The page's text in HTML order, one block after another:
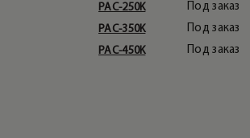
PAC-250K Под заказ
PAC-350K
Под заказ
PAC-450K
Под заказ
СОПЛА ДЛЯ ШНЕКА ТПА
PAC-K